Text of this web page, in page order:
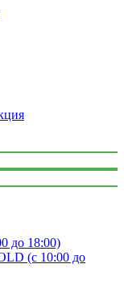
до 18:00)
(с 10:00 до